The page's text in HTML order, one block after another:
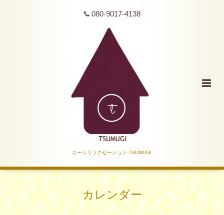
080-9017-4138
ホームリラクゼーション TSUMUGI
カレンダー